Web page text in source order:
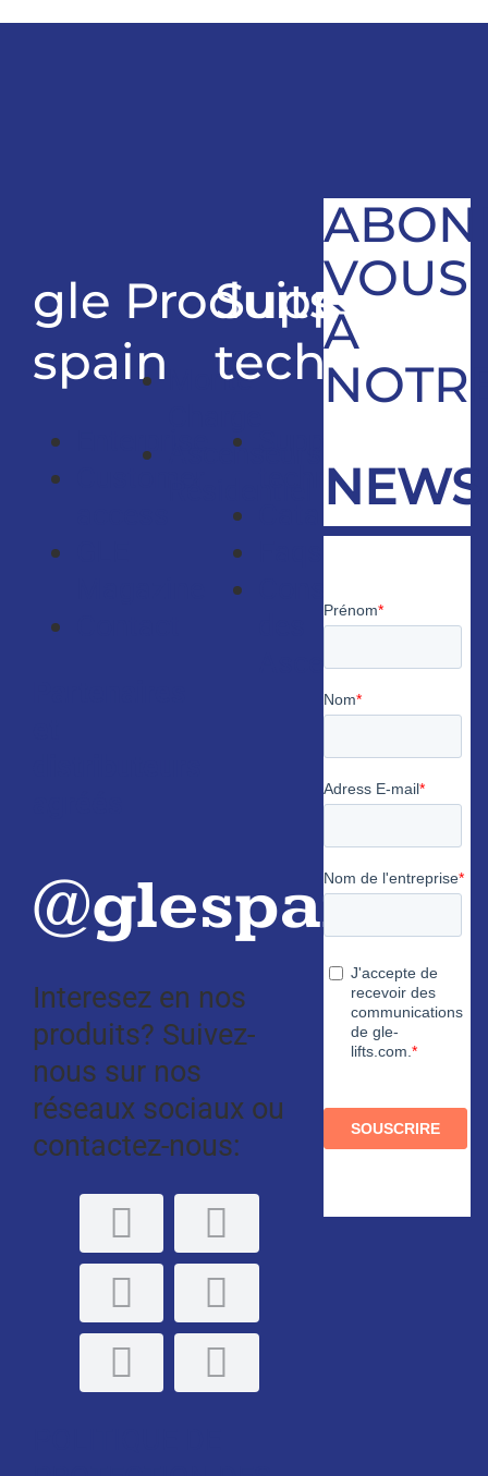
gle
spain
Produits
Monte
Ascenseurs
Support
technique
technique
Catalogues
Ascenseurs
@glespain
Interesez en nos
produits? Suivez-
nous sur nos
réseaux sociaux ou
contactez-nous:
VOUS
À